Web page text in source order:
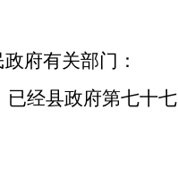
府有关部门：
已经县政府第七十七